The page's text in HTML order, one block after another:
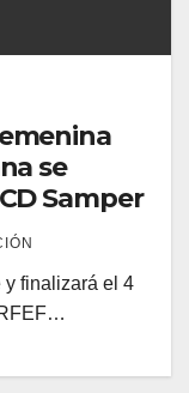
se
Samper
y finalizará el 4